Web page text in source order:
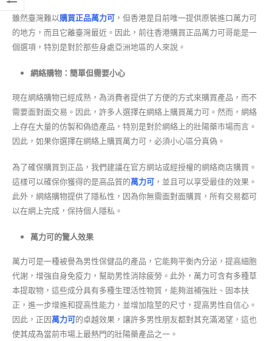
雖然臺灣難以購買正品萬力可 ，但香港是目前唯一提供原裝進口萬力可
的地方，而且它離臺灣最近。因此，前往香港購買正品萬力可哥能是一
個選項，特別是對於那些身處亞洲地區的人來說。
網絡購物：簡單但需要小心
現在網絡購物已經成熟，為消費者提供了方便的方式來購買產品，而不
需要面對面交易。因此，許多人選擇在網絡上購買萬力可。然而，網絡
上存在大量的仿製和偽造產品，特別是對於網絡上的壯陽藥市場而言。
因此，如果你選擇在網絡上購買萬力可，必須小心區分真偽。
為了確保購買到正品，我們建議在官方網站或經授權的網絡商店購買。
這樣可以確保你獲得的是高品質的萬力可 ，並且可以享受最佳的效果。
此外，網絡購物提供了隱私性，因為你無需面對面購買，所有交易都可
以在網上完成，保持個人隱私。
萬力可的驚人效果
萬力可是一種被譽為男性保健品的產品，它能夠平衡內分泌，提高細胞
代謝，增強自身免疫力，幫助男性消除疲勞。此外，萬力可含有多種草
本提取物，這些成分具有多種生理活性物質，能夠滋補強壯、固本扶
正，進一步增進和提高性能力，並增加陰莖的尺寸，提高男性自信心。
因此，正因萬力可的卓越效果，讓許多男性朋友都對其充滿渴望，這也
使其成為當前市場上最熱門的壯陽藥產品之一。